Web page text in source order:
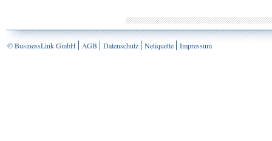
© BusinessLink GmbH AGB Datenschutz Netiquette Impressum